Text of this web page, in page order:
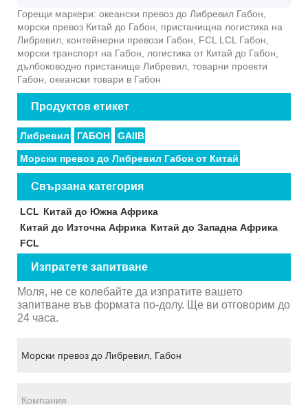
Горещи маркери: океански превоз до Либревил Габон,
морски превоз Китай до Габон, пристанищна логистика на
Либревил, контейнерни превози Габон, FCL LCL Габон,
морски транспорт на Габон, логистика от Китай до Габон,
дълбоководно пристанище Либревил, товарни проекти
Габон, океански товари в Габон
Продуктов етикет
Либревил ГАБОН GAIIB
Морски превоз до Либревил Габон от Китай
Свързана категория
LCL Китай до Южна Африка
Китай до Източна Африка Китай до Западна Африка
FCL
Изпратете запитване
Моля, не се колебайте да изпратите вашето
запитване във формата по-долу. Ще ви отговорим до
24 часа.